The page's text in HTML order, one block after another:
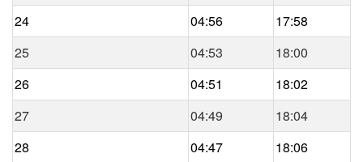
24
04:56
17:58
25
04:53
18:00
26
04:51
18:02
27
04:49
18:04
28
04:47
18:06